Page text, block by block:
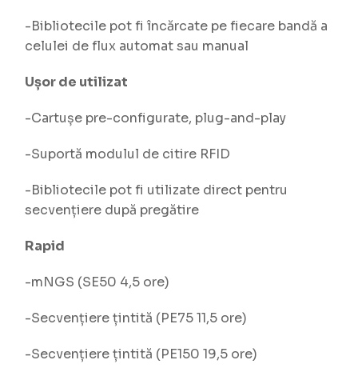
-Bibliotecile pot fi încărcate pe fiecare bandă a
celulei de flux automat sau manual
Ușor de utilizat
-Cartușe pre-configurate, plug-and-play
-Suportă modulul de citire RFID
-Bibliotecile pot fi utilizate direct pentru
secvențiere după pregătire
Rapid
-mNGS (SE50 4,5 ore)
-Secvențiere țintită (PE75 11,5 ore)
-Secvențiere țintită (PE150 19,5 ore)